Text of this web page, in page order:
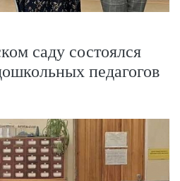
саду состоялся
педагогов